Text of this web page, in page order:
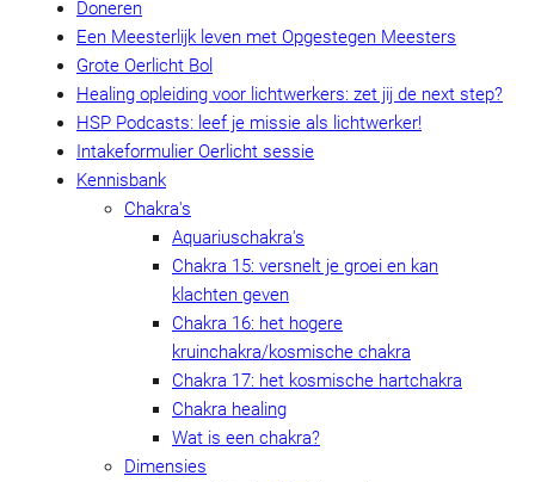
Doneren
Een Meesterlijk leven met Opgestegen Meesters
Grote Oerlicht Bol
Healing opleiding voor lichtwerkers: zet jij de next step?
HSP Podcasts: leef je missie als lichtwerker!
Intakeformulier Oerlicht sessie
Kennisbank
Chakra's
Aquariuschakra's
Chakra 15: versnelt je groei en kan
klachten geven
Chakra 16: het hogere
kruinchakra/kosmische chakra
Chakra 17: het kosmische hartchakra
Chakra healing
Wat is een chakra?
Dimensies